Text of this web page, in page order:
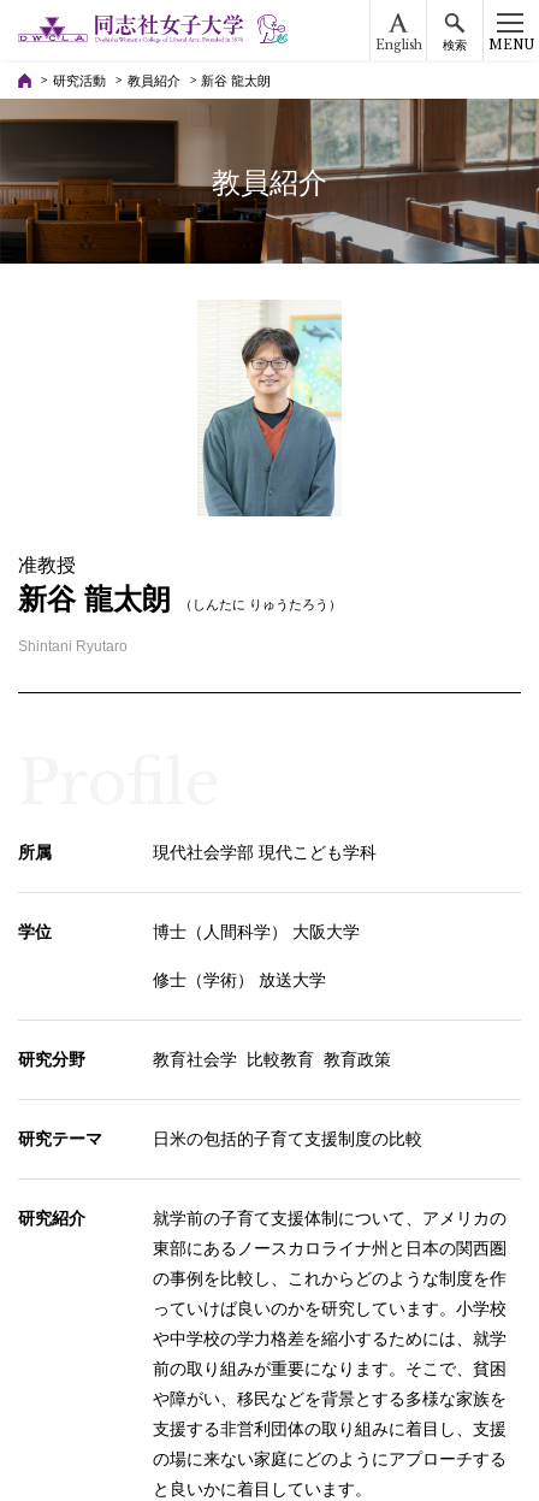
English 検索 MENU
研究活動 教員紹介 新谷 龍太朗
教員紹介
准教授
新谷 龍太朗 （しんたに りゅうたろう）
Shintani Ryutaro
所属 現代社会学部 現代こども学科
学位 博士（人間科学） 大阪大学
修士（学術） 放送大学
研究分野 教育社会学 比較教育 教育政策
研究テーマ 日米の包括的子育て支援制度の比較
研究紹介
就学前の子育て支援体制について、アメリカの
東部にあるノースカロライナ州と日本の関西圏
の事例を比較し、これからどのような制度を作
っていけば良いのかを研究しています。小学校
や中学校の学力格差を縮小するためには、就学
前の取り組みが重要になります。そこで、貧困
や障がい、移民などを背景とする多様な家族を
支援する非営利団体の取り組みに着目し、支援
の場に来ない家庭にどのようにアプローチする
と良いかに着目しています。